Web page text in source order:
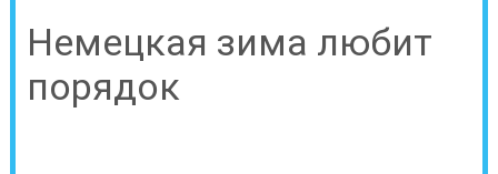
Немецкая зима любит
порядок